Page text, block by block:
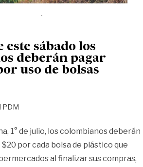
sábado los
deberán pagar
uso de bolsas
PDM
1° de julio, los colombianos deberán
por cada bolsa de plástico que
al finalizar sus compras,